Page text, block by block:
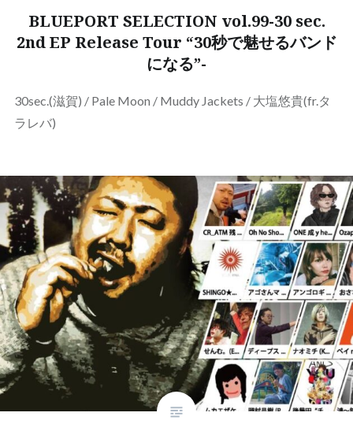
BLUEPORT SELECTION vol.99-30 sec.
2nd EP Release Tour “30秒で魅せるバンド
になる”-
30sec.(滋賀) / Pale Moon / Muddy Jackets / 大塩悠貴(fr.タ
ラレバ)